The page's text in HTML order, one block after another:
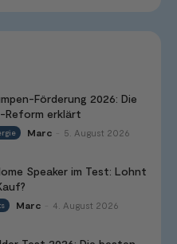
Förderung 2026: Die
Reform erklärt
Marc 5. August 2026
Speaker im Test: Lohnt
Marc 4. August 2026